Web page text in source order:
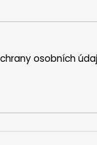
osobních